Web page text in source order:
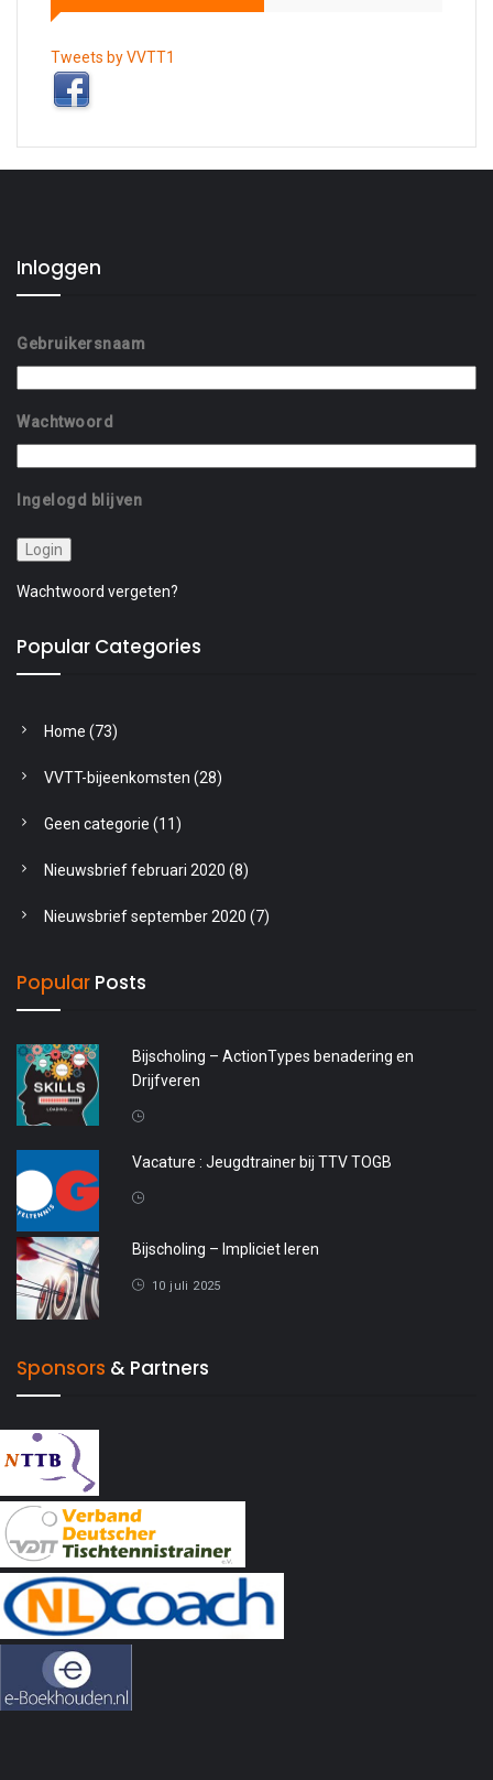
Tweets by VVTT1
Inloggen
Gebruikersnaam
Wachtwoord
Ingelogd blijven
Wachtwoord vergeten?
Popular Categories
Home (73)
VVTT-bijeenkomsten (28)
Geen categorie (11)
Nieuwsbrief februari 2020 (8)
Nieuwsbrief september 2020 (7)
Popular Posts
Bijscholing – ActionTypes benadering en
Drijfveren
Vacature : Jeugdtrainer bij TTV TOGB
Bijscholing – Impliciet leren
10 juli 2025
Sponsors & Partners